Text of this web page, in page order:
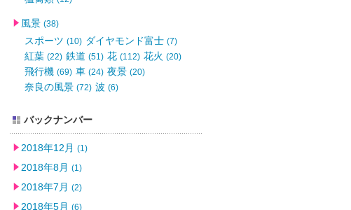
風景 (38)
スポーツ (10) ダイヤモンド富士 (7)
紅葉 (22) 鉄道 (51) 花 (112) 花火 (20)
飛行機 (69) 車 (24) 夜景 (20)
奈良の風景 (72) 波 (6)
バックナンバー
2018年12月 (1)
2018年8月 (1)
2018年7月 (2)
2018年5月 (6)